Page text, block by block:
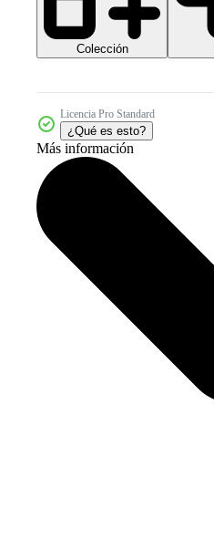
Colección
Licencia Pro Standard
¿Qué es esto?
Más información